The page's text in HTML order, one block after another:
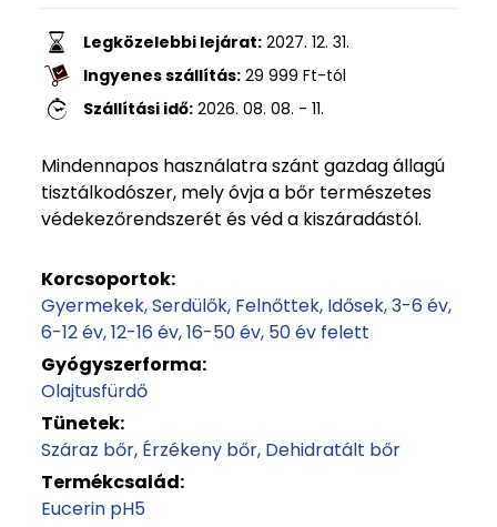
Legközelebbi lejárat: 2027. 12. 31.
Ingyenes szállítás: 29 999 Ft-tól
Szállítási idő: 2026. 08. 08. - 11.
Mindennapos használatra szánt gazdag állagú
tisztálkodószer, mely óvja a bőr természetes
védekezőrendszerét és véd a kiszáradástól.
Korcsoportok:
Gyermekek Serdülők Felnőttek Idősek 3-6 év
6-12 év 12-16 év 16-50 év 50 év felett
Gyógyszerforma:
Olajtusfürdő
Tünetek:
Száraz bőr Érzékeny bőr Dehidratált bőr
Termékcsalád:
Eucerin pH5